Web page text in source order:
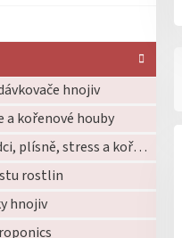
hnojiv
a kořenové houby
Ochrana (škůdci, plísně, stress a kořeny)
rostlin
hnojiv